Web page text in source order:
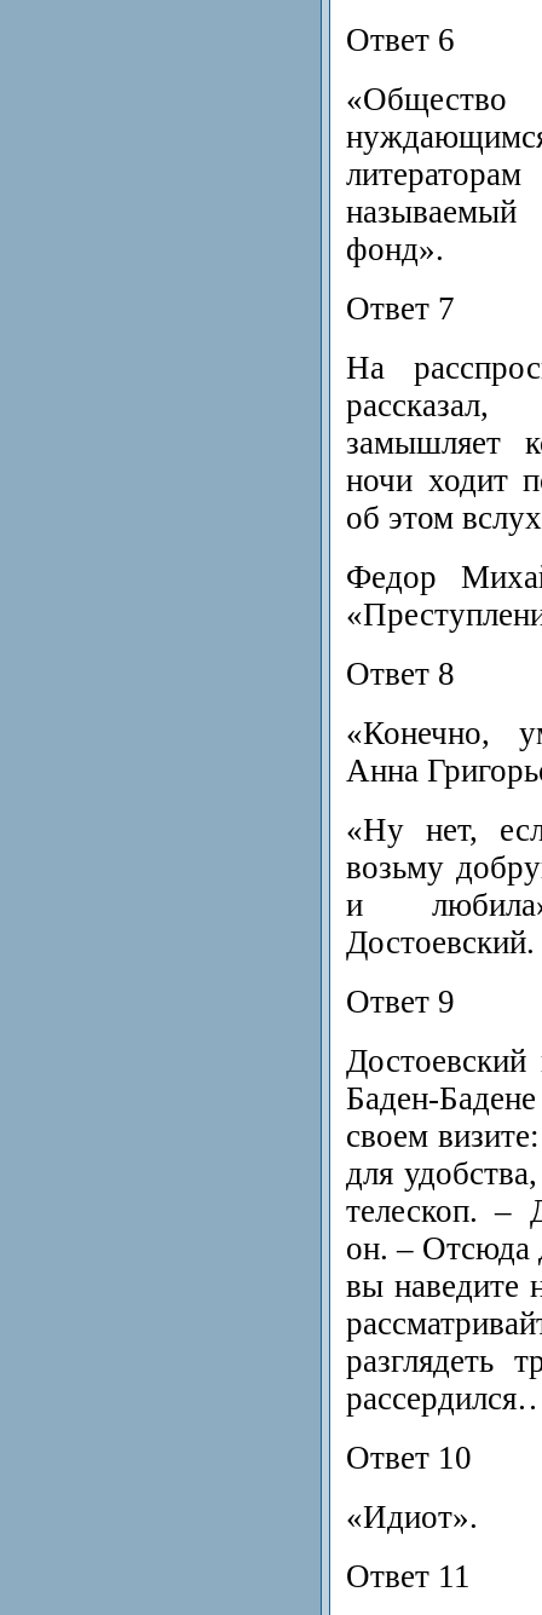
Ответ 6
фонд».
Ответ 7
На
замышляет
ночи ходит
об этом
Федор
Ответ 8
«Конечно,
Анна
«Ну нет,
возьму
и
Достоевский.
Ответ 9
Баден-
своем
для
телескоп. –
он. – Отсюда
вы наведите
разглядеть
Ответ 10
«Идиот».
Ответ 11